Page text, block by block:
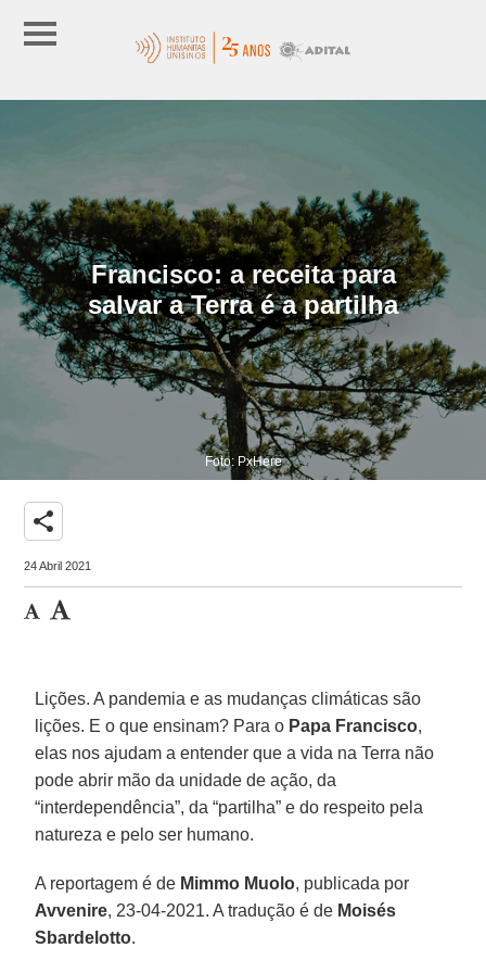
Francisco: a receita para
salvar a Terra é a partilha
Foto: PxHere
share
24 Abril 2021
Lições. A pandemia e as mudanças climáticas são
lições. E o que ensinam? Para o Papa Francisco,
elas nos ajudam a entender que a vida na Terra não
pode abrir mão da unidade de ação, da
“interdependência”, da “partilha” e do respeito pela
natureza e pelo ser humano.
A reportagem é de Mimmo Muolo, publicada por
Avvenire, 23-04-2021. A tradução é de Moisés
Sbardelotto.